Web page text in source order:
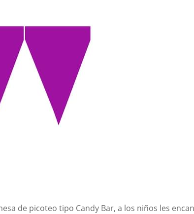
de picoteo tipo Candy Bar, a los niños les